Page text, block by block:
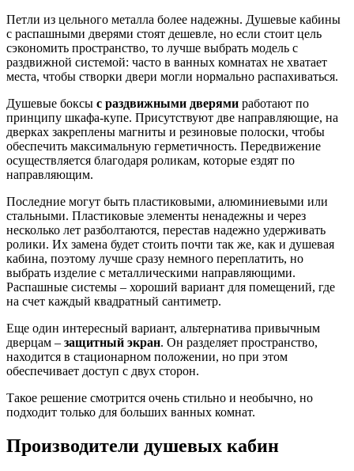
Петли из цельного металла более надежны. Душевые кабины
с распашными дверями стоят дешевле, но если стоит цель
сэкономить пространство, то лучше выбрать модель с
раздвижной системой: часто в ванных комнатах не хватает
места, чтобы створки двери могли нормально распахиваться.
Душевые боксы с раздвижными дверями работают по
принципу шкафа-купе. Присутствуют две направляющие, на
дверках закреплены магниты и резиновые полоски, чтобы
обеспечить максимальную герметичность. Передвижение
осуществляется благодаря роликам, которые ездят по
направляющим.
Последние могут быть пластиковыми, алюминиевыми или
стальными. Пластиковые элементы ненадежны и через
несколько лет разболтаются, перестав надежно удерживать
ролики. Их замена будет стоить почти так же, как и душевая
кабина, поэтому лучше сразу немного переплатить, но
выбрать изделие с металлическими направляющими.
Распашные системы – хороший вариант для помещений, где
на счет каждый квадратный сантиметр.
Еще один интересный вариант, альтернатива привычным
дверцам – защитный экран. Он разделяет пространство,
находится в стационарном положении, но при этом
обеспечивает доступ с двух сторон.
Такое решение смотрится очень стильно и необычно, но
подходит только для больших ванных комнат.
Производители душевых кабин